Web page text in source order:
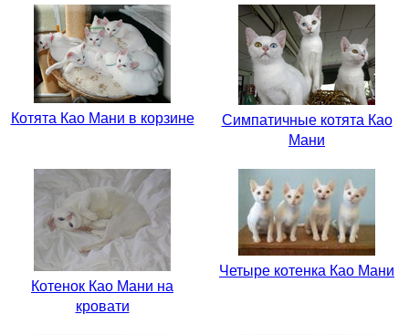
Котята Као Мани в корзине
Симпатичные котята Као
Мани
Котенок Као Мани на
кровати
Четыре котенка Као Мани